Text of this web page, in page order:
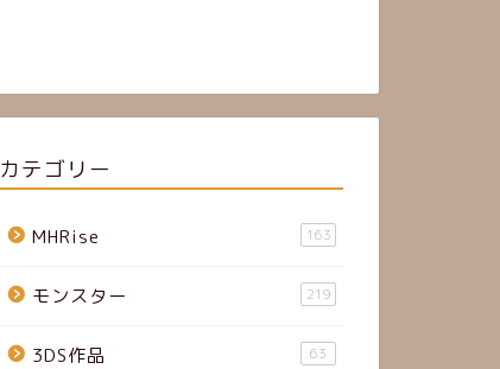
カテゴリー
MHRise 163
モンスター 219
3DS作品 63